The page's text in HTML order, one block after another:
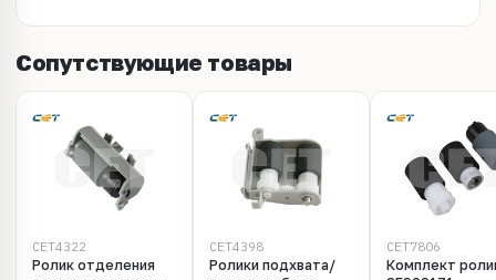
Сопутствующие товары
CET4322
Ролик отделения
CET4398
Ролики подхвата/
CET7806
Комплект